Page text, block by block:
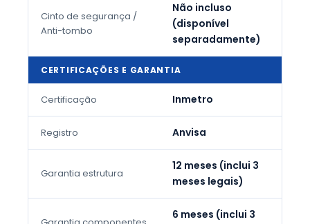
Cinto de segurança /
Anti-tombo
Não incluso
(disponível
separadamente)
CERTIFICAÇÕES E GARANTIA
Certificação Inmetro
Registro Anvisa
Garantia estrutura
12 meses (inclui 3
meses legais)
6 meses (inclui 3